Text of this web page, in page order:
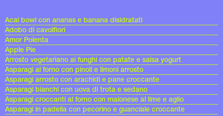
Acai bowl con ananas e banana disidratati
Adobo di cavolfiori
Amor Polenta
Apple Pie
Arrosto vegetariano ai funghi con patate e salsa yogurt
Asparagi al forno con pinoli e limoni arrosto
Asparagi arrosto con arachidi e pane croccante
Asparagi bianchi con uova di trota e sedano
Asparagi croccanti al forno con maionese al lime e aglio
Asparagi in padella con pecorino e guanciale croccante